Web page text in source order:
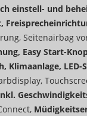
einstell- und
Seitenairbag
Easy Start-